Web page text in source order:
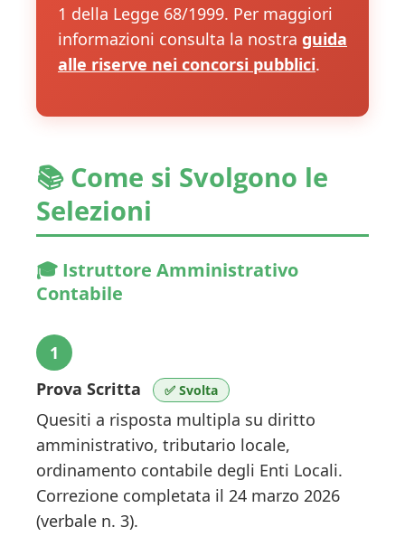
1 della Legge 68/1999. Per maggiori
informazioni consulta la nostra guida
alle riserve nei concorsi pubblici.
📚 Come si Svolgono le
Selezioni
🎓 Istruttore Amministrativo
Contabile
1
Prova Scritta
✅ Svolta
Quesiti a risposta multipla su diritto
amministrativo, tributario locale,
ordinamento contabile degli Enti Locali.
Correzione completata il 24 marzo 2026
(verbale n. 3).